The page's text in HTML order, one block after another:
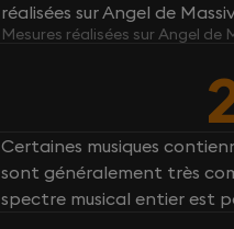
réalisées sur Angel de
Mesures réalisées sur Angel de
Certaines musiques
sont généralement très
spectre musical entier est